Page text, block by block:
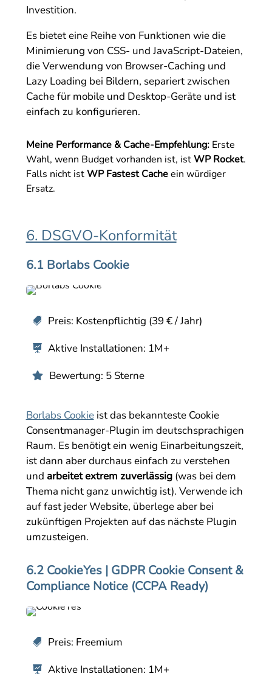
Investition.
Es bietet eine Reihe von Funktionen wie die
Minimierung von CSS- und JavaScript-Dateien,
die Verwendung von Browser-Caching und
Lazy Loading bei Bildern, separiert zwischen
Cache für mobile und Desktop-Geräte und ist
einfach zu konfigurieren.
Meine Performance & Cache-Empfehlung: Erste
Wahl, wenn Budget vorhanden ist, istWP Rocket.
Falls nicht istWP Fastest Cacheein würdiger
Ersatz.
6. DSGVO-Konformität
6.1 Borlabs Cookie
 Preis: Kostenpflichtig (39 € / Jahr)
 Aktive Installationen: 1M+
 Bewertung: 5 Sterne
Borlabs Cookieist das bekannteste Cookie
Consentmanager-Plugin im deutschsprachigen
Raum. Es benötigt ein wenig Einarbeitungszeit,
ist dann aber durchaus einfach zu verstehen
und arbeitet extrem zuverlässig(was bei dem
Thema nicht ganz unwichtig ist). Verwende ich
auf fast jeder Website, überlege aber bei
zukünftigen Projekten auf das nächste Plugin
umzusteigen.
6.2 CookieYes | GDPR Cookie Consent &
Compliance Notice (CCPA Ready)
 Preis: Freemium
 Aktive Installationen: 1M+